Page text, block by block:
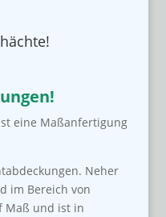
eine Maßanfertigung
Neher
im Bereich von
Maß und ist in